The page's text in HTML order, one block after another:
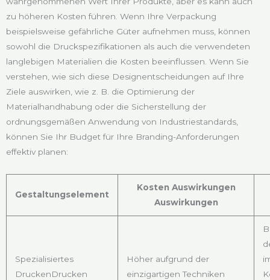
zu höheren Kosten führen. Wenn Ihre Verpackung
beispielsweise gefährliche Güter aufnehmen muss, können
sowohl die Druckspezifikationen als auch die verwendeten
langlebigen Materialien die Kosten beeinflussen. Wenn Sie
verstehen, wie sich diese Designentscheidungen auf Ihre
Ziele auswirken, wie z. B. die Optimierung der
Materialhandhabung oder die Sicherstellung der
ordnungsgemäßen Anwendung von Industriestandards,
können Sie Ihr Budget für Ihre Branding-Anforderungen
effektiv planen:
Gestaltungselement
Kosten Auswirkungen
Auswirkungen
Spezialisiertes
DruckenDrucken
Höher aufgrund der
einzigartigen Techniken